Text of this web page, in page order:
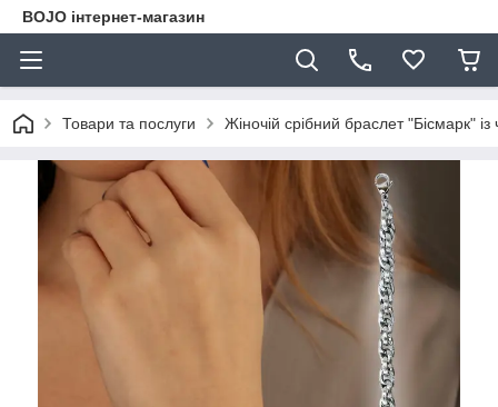
BOJO інтернет-магазин
Товари та послуги Жіночій срібний браслет "Бісмарк" із